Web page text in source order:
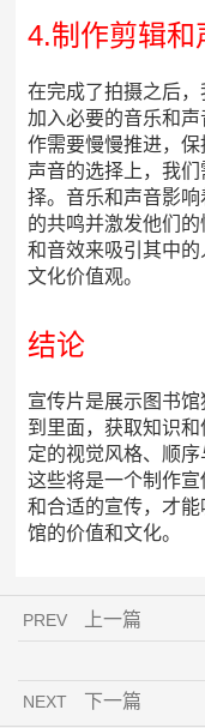
4.制作剪辑和
在完成了拍摄之后
加入必要的音乐和
作需要慢慢推进，
声音的选择上，我
择。音乐和声音影
的共鸣并激发他们
和音效来吸引其中
文化价值观。
结论
宣传片是展示图书
到里面，获取知识
定的视觉风格、顺序
这些将是一个制作宣
和合适的宣传，才
馆的价值和文化。
PREV 上一篇
NEXT 下一篇